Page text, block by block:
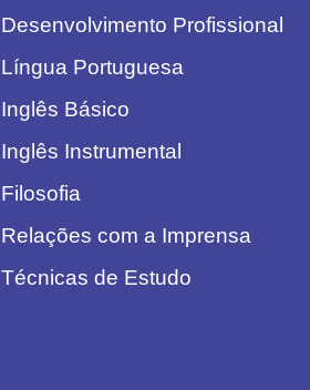
Desenvolvimento Profissional
Língua Portuguesa
Inglês Básico
Inglês Instrumental
Filosofia
Relações com a Imprensa
Técnicas de Estudo